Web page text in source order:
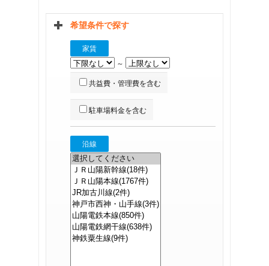
希望条件で探す
家賃
～
共益費・管理費を含む
駐車場料金を含む
沿線